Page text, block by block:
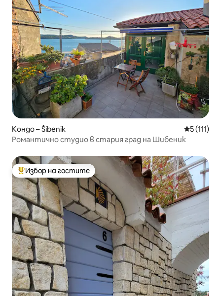
Кондо – Šibenik Средна
5 (111)
Романтично студио в стария град на Шибеник
Най-популярен избор на гостите
Избор на гостите